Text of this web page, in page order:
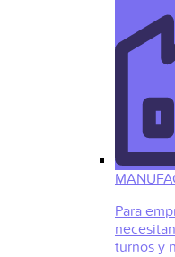
Para
turnos y